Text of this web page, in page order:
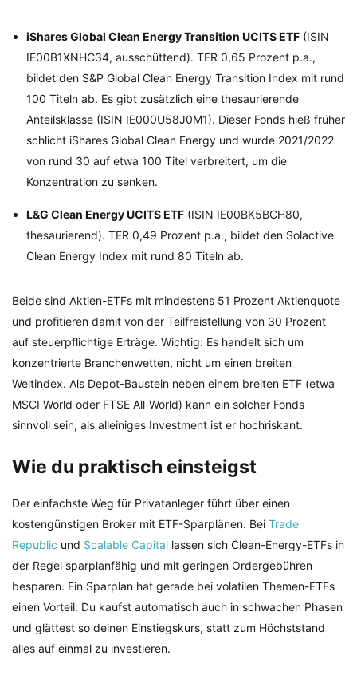
iShares Global Clean Energy Transition UCITS ETF (ISIN
IE00B1XNHC34, ausschüttend). TER 0,65 Prozent p.a.,
bildet den S&P Global Clean Energy Transition Index mit rund
100 Titeln ab. Es gibt zusätzlich eine thesaurierende
Anteilsklasse (ISIN IE000U58J0M1). Dieser Fonds hieß früher
schlicht iShares Global Clean Energy und wurde 2021/2022
von rund 30 auf etwa 100 Titel verbreitert, um die
Konzentration zu senken.
L&G Clean Energy UCITS ETF (ISIN IE00BK5BCH80,
thesaurierend). TER 0,49 Prozent p.a., bildet den Solactive
Clean Energy Index mit rund 80 Titeln ab.
Beide sind Aktien-ETFs mit mindestens 51 Prozent Aktienquote
und profitieren damit von der Teilfreistellung von 30 Prozent
auf steuerpflichtige Erträge. Wichtig: Es handelt sich um
konzentrierte Branchenwetten, nicht um einen breiten
Weltindex. Als Depot-Baustein neben einem breiten ETF (etwa
MSCI World oder FTSE All-World) kann ein solcher Fonds
sinnvoll sein, als alleiniges Investment ist er hochriskant.
Wie du praktisch einsteigst
Der einfachste Weg für Privatanleger führt über einen
kostengünstigen Broker mit ETF-Sparplänen. Bei Trade
Republic und Scalable Capital lassen sich Clean-Energy-ETFs in
der Regel sparplanfähig und mit geringen Ordergebühren
besparen. Ein Sparplan hat gerade bei volatilen Themen-ETFs
einen Vorteil: Du kaufst automatisch auch in schwachen Phasen
und glättest so deinen Einstiegskurs, statt zum Höchststand
alles auf einmal zu investieren.